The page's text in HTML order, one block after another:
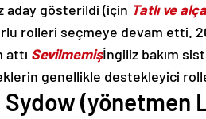
aday gösterildi (için Tatlı ve
rolleri seçmeye devam etti.
attı Sevilmemişİngiliz bakım
genellikle destekleyici
Sydow (yönetmen